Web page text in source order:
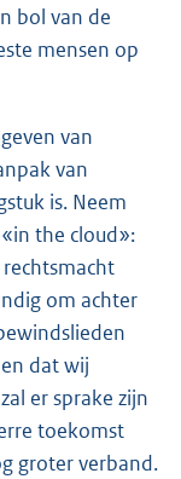
bol van de
mensen op
van
van
is. Neem
the cloud»:
om achter
dat wij
er sprake zijn
toekomst
groter verband.